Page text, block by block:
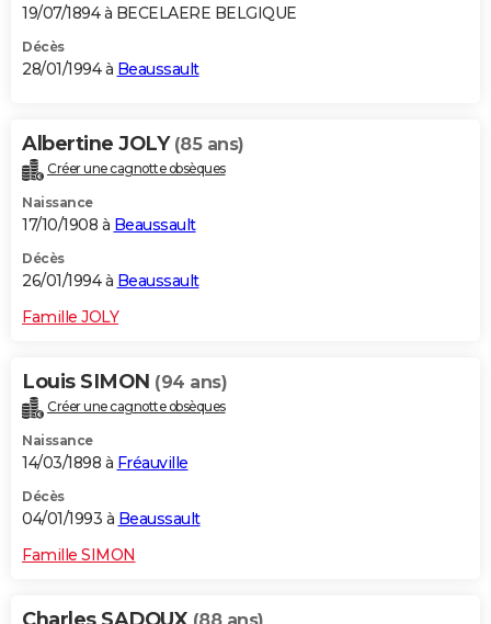
19/07/1894 à BECELAERE BELGIQUE
Décès
28/01/1994 à Beaussault
Albertine JOLY (85 ans)
Créer une cagnotte obsèques
Naissance
17/10/1908 à Beaussault
Décès
26/01/1994 à Beaussault
Famille JOLY
Louis SIMON (94 ans)
Créer une cagnotte obsèques
Naissance
14/03/1898 à Fréauville
Décès
04/01/1993 à Beaussault
Famille SIMON